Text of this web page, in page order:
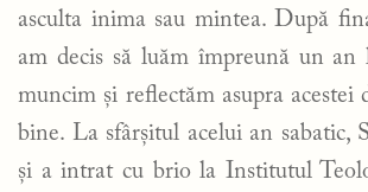
asculta inima sau mintea. După
am decis să luăm împreună un an
muncim și reflectăm asupra acestei
bine. La sfârșitul acelui an sabatic,
și a intrat cu brio la Institutul